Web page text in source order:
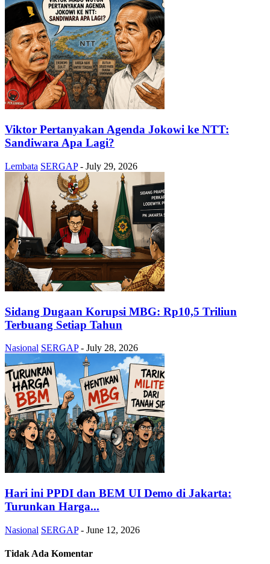
Viktor Pertanyakan Agenda Jokowi ke NTT:
Sandiwara Apa Lagi?
Lembata SERGAP - July 29, 2026
Sidang Dugaan Korupsi MBG: Rp10,5 Triliun
Terbuang Setiap Tahun
Nasional SERGAP - July 28, 2026
Hari ini PPDI dan BEM UI Demo di Jakarta:
Turunkan Harga...
Nasional SERGAP - June 12, 2026
Tidak Ada Komentar